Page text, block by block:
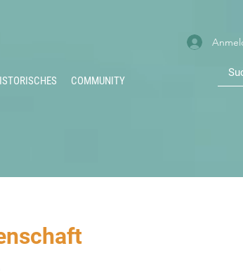
COMMUNITY